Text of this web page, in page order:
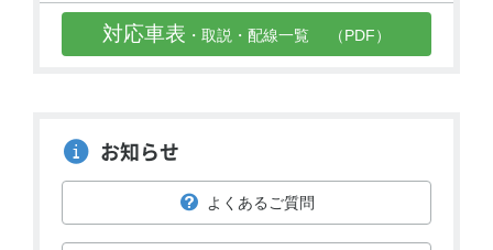
対応車表 ・取説・配線一覧 （PDF）
お知らせ
よくあるご質問